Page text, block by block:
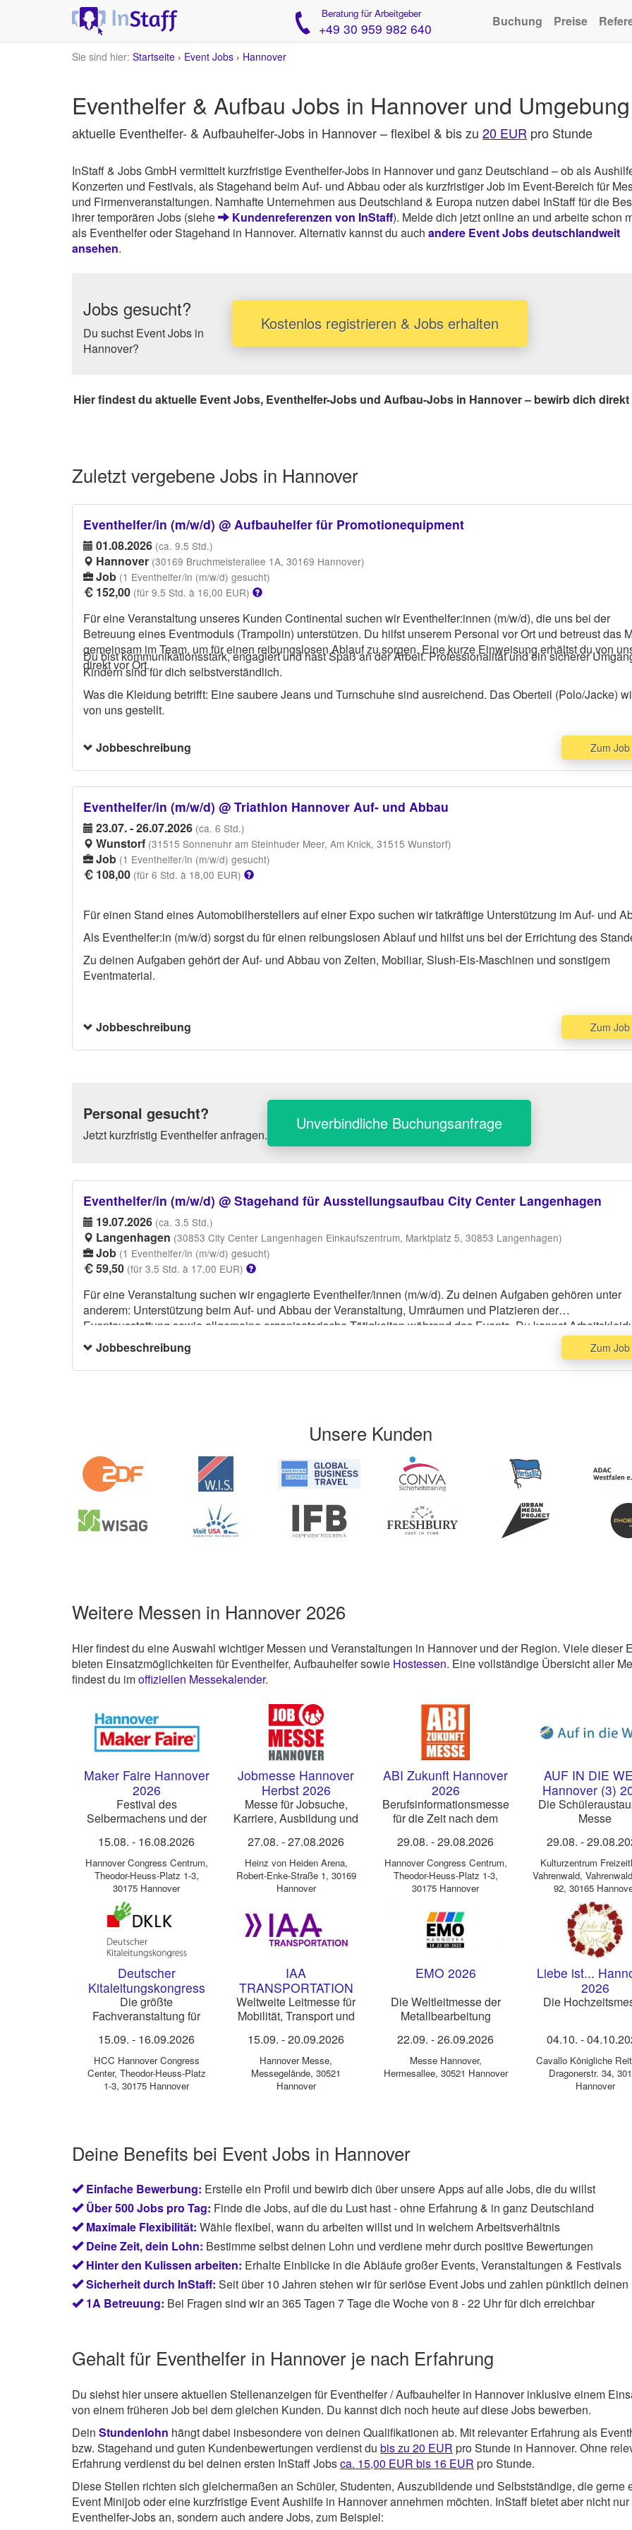
Beratung für Arbeitgeber
+49 30 959 982 640 Buchung Preise
Sie sind hier: Startseite › Event Jobs › Hannover
Eventhelfer & Aufbau Jobs in Hannover und Umgebung
aktuelle Eventhelfer- & Aufbauhelfer-Jobs in Hannover – flexibel & bis zu 20 EUR pro Stunde
InStaff & Jobs GmbH vermittelt kurzfristige Eventhelfer-Jobs in Hannover und ganz Deutschland – ob als
Konzerten und Festivals, als Stagehand beim Auf- und Abbau oder als kurzfristiger Job im Event-Bereich für
und Firmenveranstaltungen. Namhafte Unternehmen aus Deutschland & Europa nutzen dabei InStaff für die
ihrer temporären Jobs (siehe
Kundenreferenzen von InStaff). Melde dich jetzt online an und arbeite schon
als Eventhelfer oder Stagehand in Hannover. Alternativ kannst du auch andere Event Jobs deutschlandweit
ansehen.
Jobs gesucht?
Du suchst Event Jobs in
Hannover?
Kostenlos registrieren & Jobs erhalten
Hier findest du aktuelle Event Jobs, Eventhelfer-Jobs und Aufbau-Jobs in Hannover – bewirb dich
Zuletzt vergebene Jobs in Hannover
Eventhelfer/in (m/w/d) @ Aufbauhelfer für Promotionequipment
01.08.2026 (ca. 9.5 Std.)
Hannover (30169 Bruchmeisterallee 1A, 30169 Hannover)
Job (1 Eventhelfer/in (m/w/d) gesucht)
152,00 (für 9.5 Std. à 16,00 EUR)
Für eine Veranstaltung unseres Kunden Continental suchen wir Eventhelfer:innen (m/w/d), die uns bei der
Betreuung eines Eventmoduls (Trampolin) unterstützen. Du hilfst unserem Personal vor Ort und betreust das
gemeinsam im Team, um für einen reibungslosen Ablauf zu sorgen. Eine kurze Einweisung erhältst du von
direkt vor Ort.
Du bist kommunikationsstark, engagiert und hast Spaß an der Arbeit. Professionalität und ein sicherer
Kindern sind für dich selbstverständlich.
Was die Kleidung betrifft: Eine saubere Jeans und Turnschuhe sind ausreichend. Das Oberteil (Polo/Jacke)
von uns gestellt.
Jobbeschreibung Zum Job
Eventhelfer/in (m/w/d) @ Triathlon Hannover Auf- und Abbau
23.07. - 26.07.2026 (ca. 6 Std.)
Wunstorf (31515 Sonnenuhr am Steinhuder Meer, Am Knick, 31515 Wunstorf)
Job (1 Eventhelfer/in (m/w/d) gesucht)
108,00 (für 6 Std. à 18,00 EUR)
Für einen Stand eines Automobilherstellers auf einer Expo suchen wir tatkräftige Unterstützung im Auf- und
Als Eventhelfer:in (m/w/d) sorgst du für einen reibungslosen Ablauf und hilfst uns bei der Errichtung des
Zu deinen Aufgaben gehört der Auf- und Abbau von Zelten, Mobiliar, Slush-Eis-Maschinen und sonstigem
Eventmaterial.
Jobbeschreibung Zum Job
Personal gesucht?
Jetzt kurzfristig Eventhelfer anfragen.
Unverbindliche Buchungsanfrage
Eventhelfer/in (m/w/d) @ Stagehand für Ausstellungsaufbau City Center Langenhagen
19.07.2026 (ca. 3.5 Std.)
Langenhagen (30853 City Center Langenhagen Einkaufszentrum, Marktplatz 5, 30853 Langenhagen)
Job (1 Eventhelfer/in (m/w/d) gesucht)
59,50 (für 3.5 Std. à 17,00 EUR)
Für eine Veranstaltung suchen wir engagierte Eventhelfer/innen (m/w/d). Zu deinen Aufgaben gehören unter
anderem: Unterstützung beim Auf- und Abbau der Veranstaltung, Umräumen und Platzieren der
Eventausstattung,sowie allgemeine organisatorische Tätigkeiten während des Events. Du kannst
oder legere Kleidung, zum Beispiel eine Jeans und ein T-Shirt, bei der Arbeit tragen und solltest körperlich fit /
belastbar sein.
Jobbeschreibung Zum Job
Unsere Kunden
Weitere Messen in Hannover 2026
Hier findest du eine Auswahl wichtiger Messen und Veranstaltungen in Hannover und der Region. Viele dieser
bieten Einsatzmöglichkeiten für Eventhelfer, Aufbauhelfer sowie Hostessen. Eine vollständige Übersicht aller
findest du imoffiziellen Messekalender.
Maker Faire Hannover
2026
Festival des
Selbermachens und der
15.08. - 16.08.2026
Hannover Congress Centrum,
Theodor-Heuss-Platz 1-3,
30175 Hannover
Jobmesse Hannover
Herbst 2026
Messe für Jobsuche,
Karriere, Ausbildung und
27.08. -27.08.2026
Heinz von Heiden Arena,
Robert-Enke-Straße 1, 30169
Hannover
ABI Zukunft Hannover
2026
Berufsinforma­tionsmesse
für die Zeit nach dem
29.08. -29.08.2026
Hannover Congress Centrum,
Theodor-Heuss-Platz 1-3,
30175 Hannover
AUF IN DIE
Hannover (3)
Die
Messe
29.08. -
Kulturzentrum
Vahrenwald,
92, 30165
Deutscher
Kitaleitungskongress
(DKLK) Hannover
2026
Die größte
Fachveranstaltung für
Fachberatungen und
Trägervertretungen im
deutschsprachigen
Raum
15.09. - 16.09.2026
HCC Hannover Congress
Center, Theodor-Heuss-Platz
1-3, 30175 Hannover
IAA
TRANSPORTATION
2026
Weltweite Leitmesse für
Mobilität, Transport und
15.09. -20.09.2026
Hannover Messe,
Messegelände, 30521
Hannover
EMO 2026
Die Weltleitmesse der
Metallbearbeitung
22.09. -26.09.2026
Messe Hannover,
Hermesallee, 30521 Hannover
Liebe ist...
2026
Die
04.10. -
Cavallo Königliche
Dragonerstr. 34,
Hannover
Deine Benefits bei Event Jobs in Hannover
Einfache Bewerbung: Erstelle ein Profil und bewirb dich über unsere Apps auf alle Jobs, die du willst
Über 500 Jobs pro Tag: Finde die Jobs, auf die du Lust hast - ohne Erfahrung & in ganz Deutschland
Maximale Flexibilität: Wähle flexibel, wann du arbeiten willst und in welchem Arbeitsverhältnis
Deine Zeit, dein Lohn: Bestimme selbst deinen Lohn und verdiene mehr durch positive Bewertungen
Hinter den Kulissen arbeiten: Erhalte Einblicke in die Abläufe großer Events, Veranstaltungen & Festivals
Sicherheit durch InStaff: Seit über 10 Jahren stehen wir für seriöse Event Jobs und zahlen pünktlich deinen
1A Betreuung: Bei Fragen sind wir an 365 Tagen 7 Tage die Woche von 8 - 22 Uhr für dich erreichbar
Gehalt für Eventhelfer in Hannover je nach Erfahrung
Du siehst hier unsere aktuellen Stellenanzeigen für Eventhelfer / Aufbauhelfer in Hannover inklusive einem
von einem früheren Job bei dem gleichen Kunden. Du kannst dich noch heute auf diese Jobs bewerben.
Dein Stundenlohn hängt dabei insbesondere von deinen Qualifikationen ab. Mit relevanter Erfahrung als
bzw. Stagehand und guten Kundenbewertungen verdienst du bis zu 20 EUR pro Stunde in Hannover. Ohne
Erfahrung verdienst du bei deinen ersten InStaff Jobsca. 15,00 EUR bis 16 EUR pro Stunde.
Diese Stellen richten sich gleichermaßen an Schüler, Studenten, Auszubildende und Selbstständige, die gerne
Event Minijob oder eine kurzfristige Event Aushilfe in Hannover annehmen möchten. InStaff bietet aber nicht nur
Eventhelfer-Jobs an, sondern auch andere Jobs, zum Beispiel: